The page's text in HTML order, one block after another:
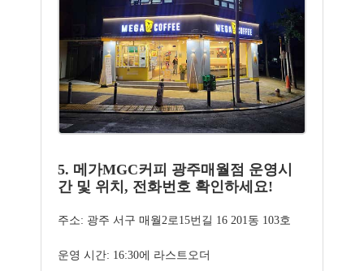
5. 메가MGC커피 광주매월점 운영시
간 및 위치, 전화번호 확인하세요!
주소: 광주 서구 매월2로15번길 16 201동 103호
운영 시간: 16:30에 라스트오더